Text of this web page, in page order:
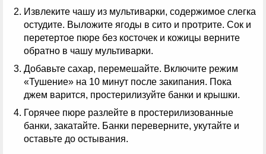
Извлеките чашу из мультиварки, содержимое слегка
остудите. Выложите ягоды в сито и протрите. Сок и
перетертое пюре без косточек и кожицы верните
обратно в чашу мультиварки.
Добавьте сахар, перемешайте. Включите режим
«Тушение» на 10 минут после закипания. Пока
джем варится, простерилизуйте банки и крышки.
Горячее пюре разлейте в простерилизованные
банки, закатайте. Банки переверните, укутайте и
оставьте до остывания.